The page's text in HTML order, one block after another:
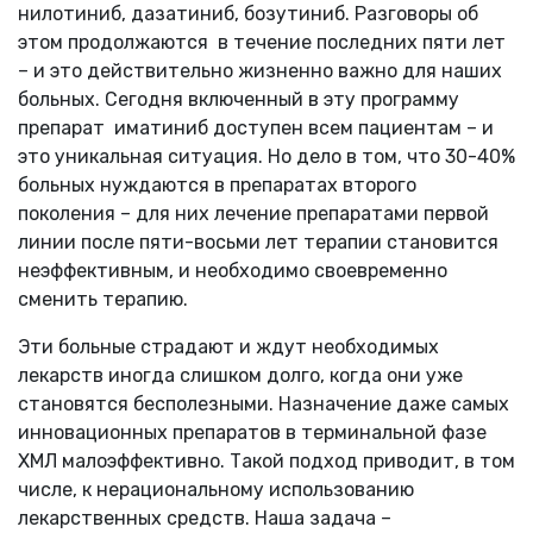
нилотиниб, дазатиниб, бозутиниб. Разговоры об
этом продолжаются в течение последних пяти лет
– и это действительно жизненно важно для наших
больных. Сегодня включенный в эту программу
препарат иматиниб доступен всем пациентам – и
это уникальная ситуация. Но дело в том, что 30-40%
больных нуждаются в препаратах второго
поколения – для них лечение препаратами первой
линии после пяти-восьми лет терапии становится
неэффективным, и необходимо своевременно
сменить терапию.
Эти больные страдают и ждут необходимых
лекарств иногда слишком долго, когда они уже
становятся бесполезными. Назначение даже самых
инновационных препаратов в терминальной фазе
ХМЛ малоэффективно. Такой подход приводит, в том
числе, к нерациональному использованию
лекарственных средств. Наша задача –